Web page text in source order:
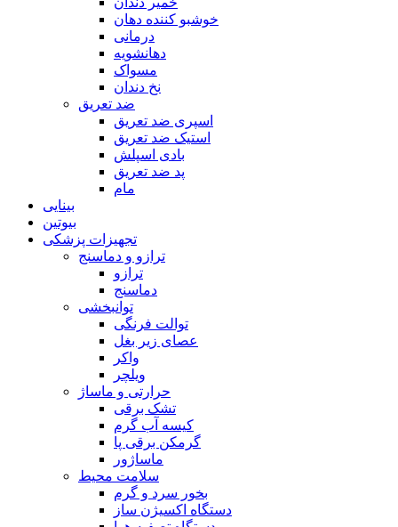
خوشبو کننده دهان
درمانی
دهانشویه
مسواک
نخ دندان
ضد تعریق
اسپری ضد تعریق
استیک ضد تعریق
بادی اسپلش
پد ضد تعریق
مام
بینایی
بیوتین
تجهیزات پزشکی
ترازو و دماسنج
ترازو
دماسنج
توانبخشی
توالت فرنگی
عصای زیر بغل
واکر
ویلچر
حرارتی و ماساژ
تشک برقی
کیسه آب گرم
گرمکن برقی پا
ماساژور
سلامت محیط
بخور سرد و گرم
دستگاه اکسیژن ساز